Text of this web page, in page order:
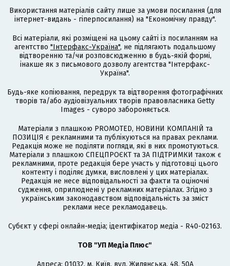
Використання матеріалів сайту лише за умови посилання (для
інтернет-видань - гіперпосилання) на "Економічну правду".
Всі матеріали, які розміщені на цьому сайті із посиланням на
агентство "Інтерфакс-Україна", не підлягають подальшому
відтворенню та/чи розповсюдженню в будь-якій формі,
інакше як з письмового дозволу агентства "Інтерфакс-
Україна".
Будь-яке копіювання, передрук та відтворення фотографічних
творів та/або аудіовізуальних творів правовласника Getty
Images - суворо забороняється.
Матеріали з плашкою PROMOTED, НОВИНИ КОМПАНІЙ та
ПОЗИЦІЯ є рекламними та публікуються на правах реклами.
Редакція може не поділяти погляди, які в них промотуються.
Матеріали з плашкою СПЕЦПРОЄКТ та ЗА ПІДТРИМКИ також є
рекламними, проте редакція бере участь у підготовці цього
контенту і поділяє думки, висловлені у цих матеріалах.
Редакція не несе відповідальності за факти та оціночні
судження, оприлюднені у рекламних матеріалах. Згідно з
українським законодавством відповідальність за зміст
реклами несе рекламодавець.
Cубєкт у сфері онлайн-медіа; ідентифікатор медіа - R40-02163.
ТОВ "УП Медіа Плюс"